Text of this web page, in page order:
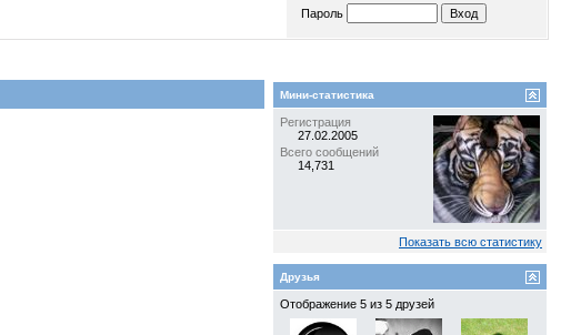
Пароль
Мини-статистика
Регистрация
27.02.2005
Всего сообщений
14,731
Показать всю статистику
Друзья
Отображение 5 из 5 друзей